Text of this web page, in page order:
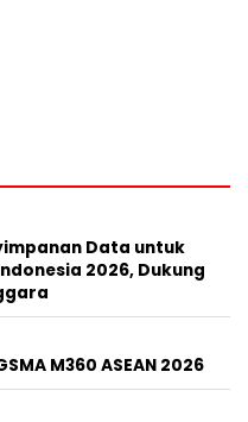
Data untuk
2026, Dukung
M360 ASEAN 2026